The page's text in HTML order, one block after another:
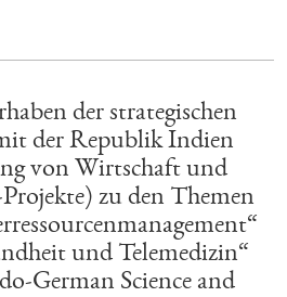
der strategischen
der Republik Indien
von Wirtschaft und
zu den Themen
und Telemedizin“
German Science and